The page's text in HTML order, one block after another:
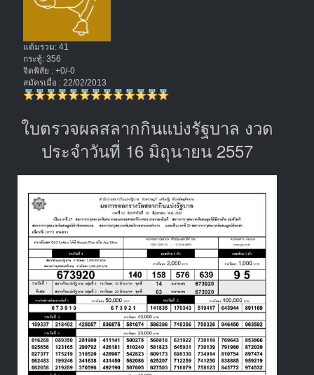
แต้มรวม: 41
กระทู้: 356
จิตพิสัย : +0/-0
สมัครเมื่อ : 22/02/2013
ใบตรวจผลสลากกินแบ่งรัฐบาล งวด
ประจำวันที่ 16 มิถุนายน 2557